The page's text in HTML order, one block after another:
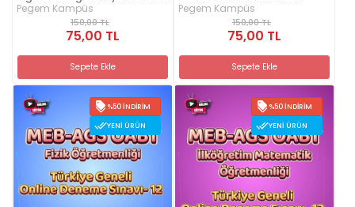
Online Deneme Sınavı-12
Pegem Kampüs
150,00 TL
75,00 TL
Sepete Ekle
Sınavı-12
Pegem Kampüs
150,00 TL
75,00 TL
Sepete Ekle
%50 İNDIRIM
YENI ÜRÜN
%50 İNDIRIM
YENI ÜRÜN